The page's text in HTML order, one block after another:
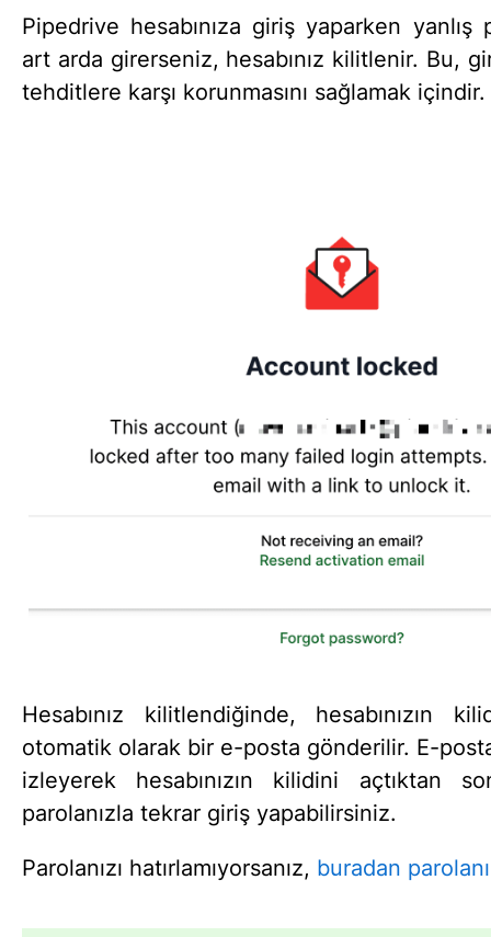
Pipedrive hesabınıza giriş yaparken yanlış
art arda girerseniz, hesabınız kilitlenir. Bu,
tehditlere karşı korunmasını sağlamak içindir.
Hesabınız kilitlendiğinde, hesabınızın
otomatik olarak bir e-posta gönderilir. E-
izleyerek hesabınızın kilidini açtıktan
parolanızla tekrar giriş yapabilirsiniz.
Parolanızı hatırlamıyorsanız, buradan